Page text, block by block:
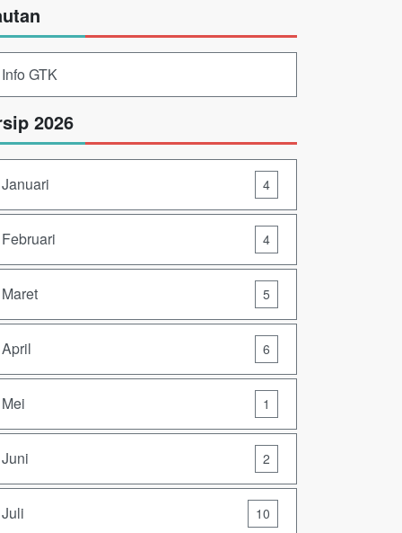
Info GTK
2026
Januari 4
Februari 4
Maret 5
April 6
Mei 1
Juni 2
Juli 10